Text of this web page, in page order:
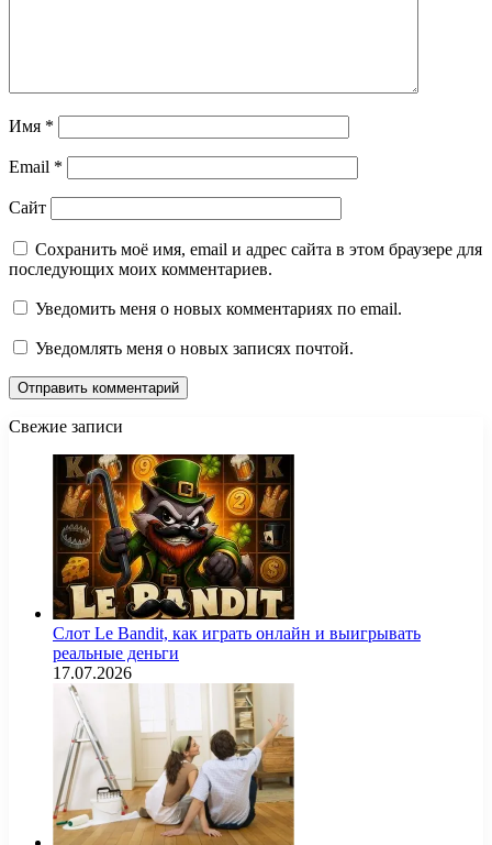
Имя *
Email *
Сайт
Сохранить моё имя, email и адрес сайта в этом браузере для
последующих моих комментариев.
Уведомить меня о новых комментариях по email.
Уведомлять меня о новых записях почтой.
Свежие записи
Слот Le Bandit, как играть онлайн и выигрывать
реальные деньги
17.07.2026